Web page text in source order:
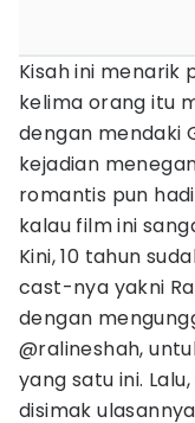
Kisah ini menarik
kelima orang itu
dengan mendaki
kejadian
romantis pun
kalau film ini
Kini, 10 tahun
cast-nya yakni
dengan
@ralineshah,
yang satu ini.
disimak